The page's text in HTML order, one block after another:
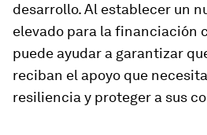
desarrollo. Al establecer un
elevado para la financiación
puede ayudar a garantizar
reciban el apoyo que
resiliencia y proteger a sus